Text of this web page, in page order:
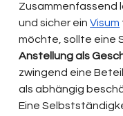
Zusammenfassend
und sicher ein Visum
möchte, sollte eine
Anstellung als
zwingend eine
als abhängig
Eine